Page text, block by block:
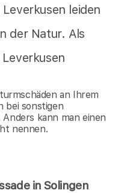
leiden
der Natur. Als
an Ihrem
bei sonstigen
kann man einen
nennen.
in Solingen